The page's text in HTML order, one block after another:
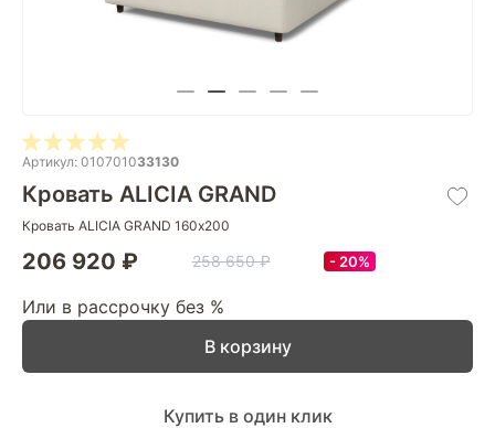
Артикул: 010701033130
Кровать ALICIA GRAND
Кровать ALICIA GRAND 160х200
206 920 ₽ 258 650 ₽ 20%
Или в рассрочку без %
В корзину
Купить в один клик